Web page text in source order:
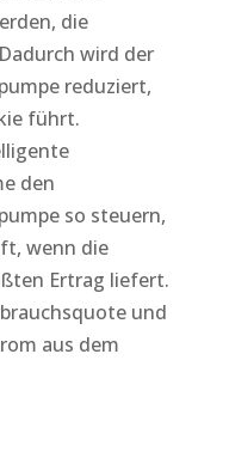
die
wird der
reduziert,
führt.
den
so steuern,
wenn die
Ertrag liefert.
und
aus dem